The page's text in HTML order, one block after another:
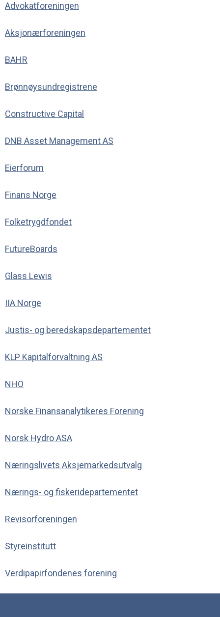
Advokatforeningen
Aksjonærforeningen
BAHR
Brønnøysundregistrene
Constructive Capital
DNB Asset Management AS
Eierforum
Finans Norge
Folketrygdfondet
FutureBoards
Glass Lewis
IIA Norge
Justis- og beredskapsdepartementet
KLP Kapitalforvaltning AS
NHO
Norske Finansanalytikeres Forening
Norsk Hydro ASA
Næringslivets Aksjemarkedsutvalg
Nærings- og fiskeridepartementet
Revisorforeningen
Styreinstitutt
Verdipapirfondenes forening